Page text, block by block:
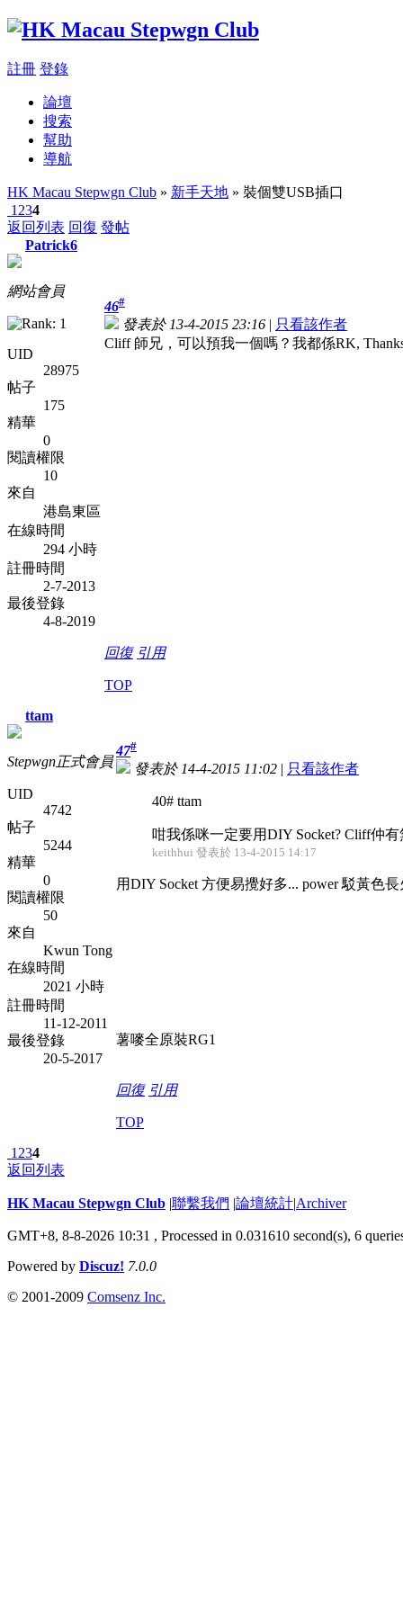
註冊 登錄
論壇
搜索
幫助
導航
HK Macau Stepwgn Club » 新手天地 » 裝個雙USB插口
1 234
返回列表 回復 發帖
Patrick6
網站會員
UID
28975
帖子
175
精華
0
閱讀權限
10
來自
港島東區
在線時間
294 小時
註冊時間
2-7-2013
最後登錄
4-8-2019
46#
發表於 13-4-2015 23:16 | 只看該作者
Cliff 師兄，可以預我一個嗎？我都係RK,
回復 引用
TOP
ttam
Stepwgn正式會員
UID
4742
帖子
5244
精華
0
閱讀權限
50
來自
Kwun Tong
在線時間
2021 小時
註冊時間
11-12-2011
最後登錄
20-5-2017
47#
發表於 14-4-2015 11:02 | 只看該作者
40# ttam
咁我係咪一定要用DIY Socket? Cliff仲
keithhui 發表於 13-4-2015 14:17
用DIY Socket 方便易攪好多... power 駁黃色
薯嘜全原裝RG1
回復 引用
TOP
1 234
返回列表
HK Macau Stepwgn Club |聯繫我們 |論壇統計|Archiver
GMT+8, 8-8-2026 10:31 , Processed in 0.031610 second(s), 6
Powered by Discuz! 7.0.0
© 2001-2009 Comsenz Inc.